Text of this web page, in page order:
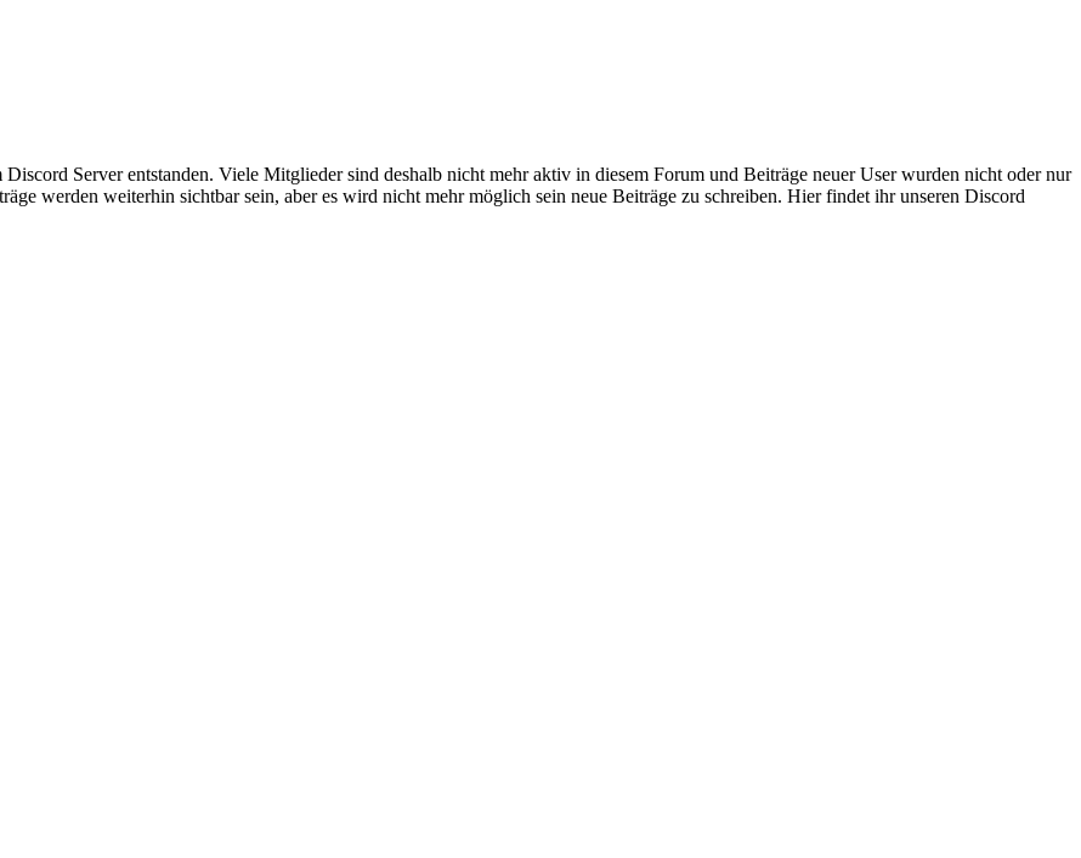
Server entstanden. Viele Mitglieder sind deshalb nicht mehr aktiv in diesem Forum und Beiträge neuer User wurden nicht oder nur
werden weiterhin sichtbar sein, aber es wird nicht mehr möglich sein neue Beiträge zu schreiben. Hier findet ihr unseren Discord